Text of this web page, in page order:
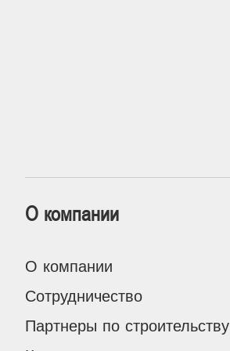
О компании
О компании
Сотрудничество
Партнеры по строительству